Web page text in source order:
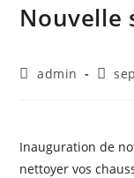
Nouvelle
admin
Inauguration de
nettoyer vos